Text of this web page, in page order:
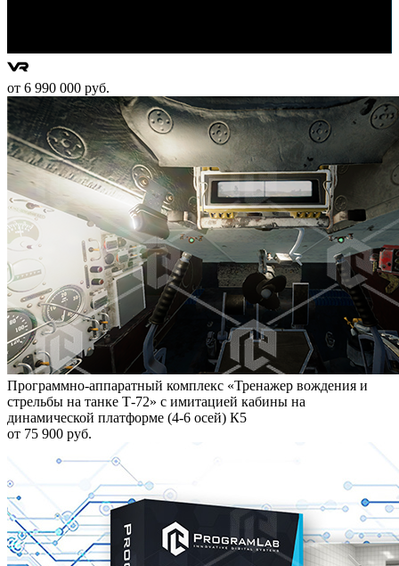
от 6 990 000 руб.
Программно-аппаратный комплекс «Тренажер вождения и
стрельбы на танке Т-72» с имитацией кабины на
динамической платформе (4-6 осей) К5
от 75 900 руб.